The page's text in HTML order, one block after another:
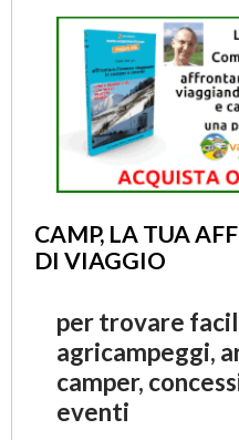
CAMP, LA TUA
DI VIAGGIO
per trovare
agricampeggi,
camper,
eventi